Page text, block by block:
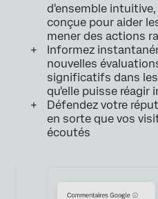
d'ensemble
conçue pour aider
mener des actions
Informez
nouvelles
significatifs dans
qu'elle puisse réagir
Défendez votre
en sorte que vos
écoutés